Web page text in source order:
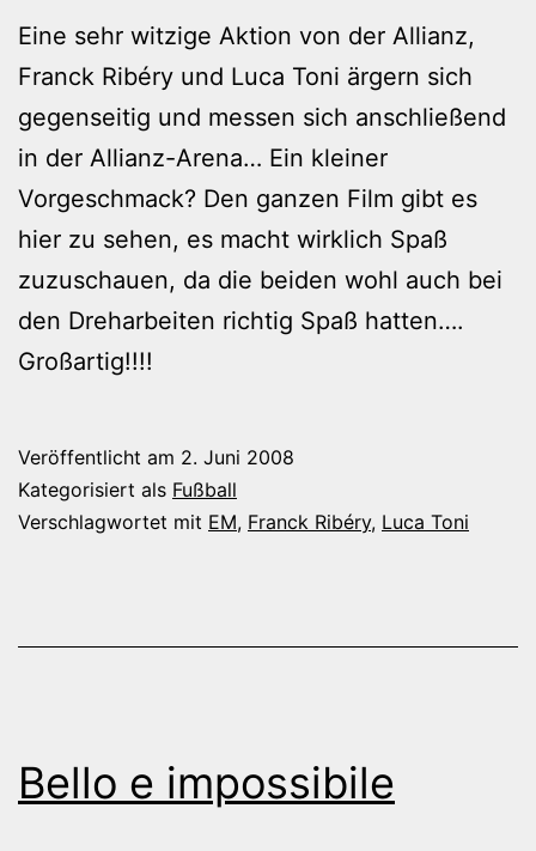
Eine sehr witzige Aktion von der Allianz,
Franck Ribéry und Luca Toni ärgern sich
gegenseitig und messen sich anschließend
in der Allianz-Arena… Ein kleiner
Vorgeschmack? Den ganzen Film gibt es
hier zu sehen, es macht wirklich Spaß
zuzuschauen, da die beiden wohl auch bei
den Dreharbeiten richtig Spaß hatten….
Großartig!!!!
Veröffentlicht am 2. Juni 2008
Kategorisiert als Fußball
Verschlagwortet mit EM, Franck Ribéry, Luca Toni
Bello e impossibile